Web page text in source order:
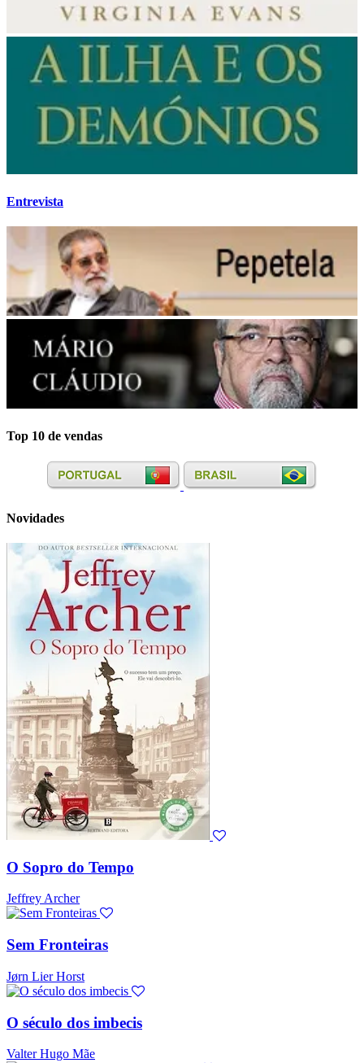
Entrevista
Top 10 de vendas
Novidades
O Sopro do Tempo
Jeffrey Archer
Sem Fronteiras
Jørn Lier Horst
O século dos imbecis
Valter Hugo Mãe